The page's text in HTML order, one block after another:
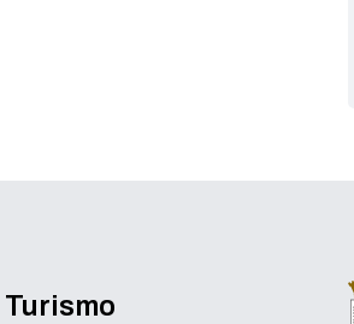
Turismo